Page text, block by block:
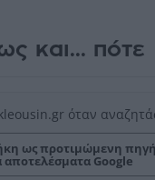
και... πότε
όταν
ως προτιμώμενη πηγή
αποτελέσματα Google